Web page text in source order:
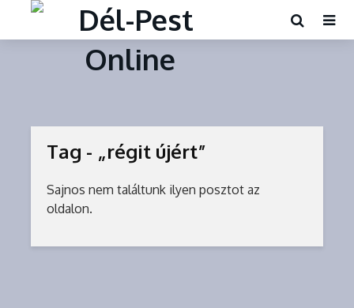
Tag - „régit újért”
Sajnos nem találtunk ilyen posztot az
oldalon.